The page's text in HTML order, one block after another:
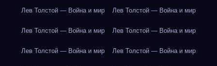
Лев Толстой — Война и мир Лев Толстой — Война и мир
Лев Толстой — Война и мир Лев Толстой — Война и мир
Лев Толстой — Война и мир Лев Толстой — Война и мир